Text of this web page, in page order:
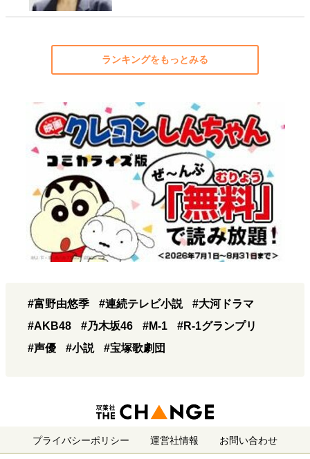
ランキングをもっとみる
#富野由悠季 #連続テレビ小説
#大河ドラマ
#AKB48
#乃木坂46 #M-1
#R-1グランプリ
#声優
#小説 #宝塚歌劇団
プライバシーポリシー 運営社情報 お問い合わせ